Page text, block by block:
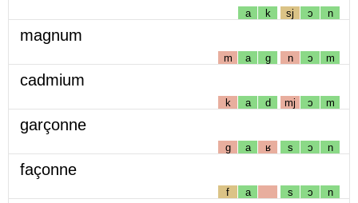
a k sj ɔ n
magnum
m a g n ɔ m
cadmium
k a d mj ɔ m
garçonne
g a ʁ s ɔ n
façonne
f a s ɔ n